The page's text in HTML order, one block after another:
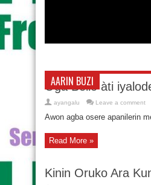
AARIN BUZI
Oga Bello àti
ayangalu Leave a comment
Awon agba osere apanilerin
Read More »
Kinin Oruko Ara